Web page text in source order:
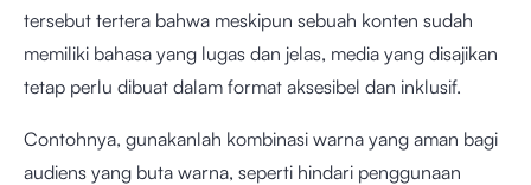
tersebut tertera bahwa meskipun sebuah konten sudah
memiliki bahasa yang lugas dan jelas, media yang disajikan
tetap perlu dibuat dalam format aksesibel dan inklusif.
Contohnya, gunakanlah kombinasi warna yang aman bagi
audiens yang buta warna, seperti hindari penggunaan